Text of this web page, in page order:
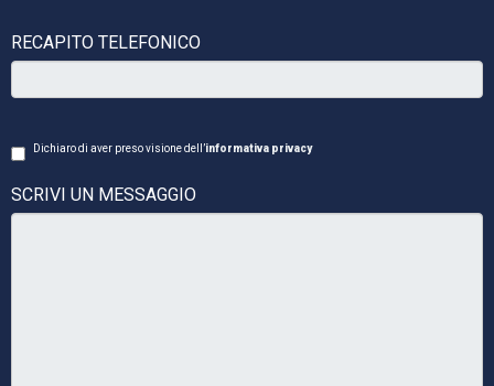
RECAPITO TELEFONICO
Dichiaro di aver preso visione dell’informativa privacy
SCRIVI UN MESSAGGIO